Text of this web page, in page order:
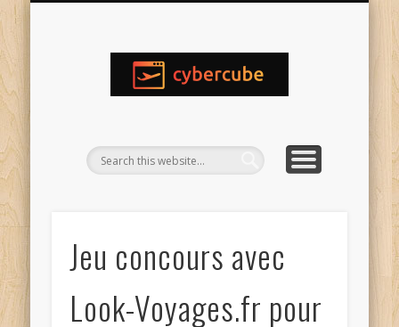
Jeu concours avec
Look-Voyages.fr pour